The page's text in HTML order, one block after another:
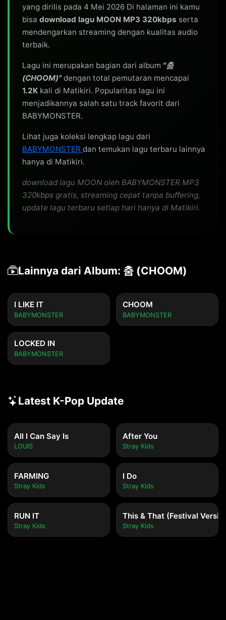
yang dirilis pada 4 Mei 2026 Di halaman ini kamu
bisa download lagu MOON MP3 320kbps serta
mendengarkan streaming dengan kualitas audio
terbaik.
Lagu ini merupakan bagian dari album "춤
(CHOOM)"dengan total pemutaran mencapai
1.2K kali di Matikiri. Popularitas lagu ini
menjadikannya salah satu track favorit dari
BABYMONSTER.
Lihat juga koleksi lengkap lagu dari
BABYMONSTER dan temukan lagu terbaru lainnya
hanya di Matikiri.
download lagu MOON oleh BABYMONSTER MP3
320kbps gratis, streaming cepat tanpa buffering,
update lagu terbaru setiap hari hanya di Matikiri.
Lainnya dari Album: 춤 (CHOOM)
I LIKE IT
BABYMONSTER
CHOOM
BABYMONSTER
LOCKED IN
BABYMONSTER
Latest K-Pop Update
All I Can Say Is
LOUIS
After You
Stray Kids
FARMING
Stray Kids
I Do
Stray Kids
RUN IT
Stray Kids
This & That (Festival
Stray Kids